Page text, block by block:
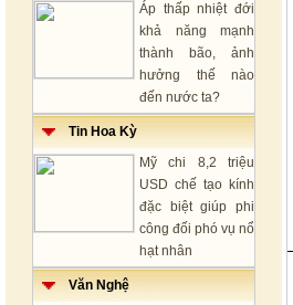
Áp thấp nhiệt đới
khả năng mạnh
thành bão, ảnh
hưởng thế nào
đến nước ta?
Tin Hoa Kỳ
Mỹ chi 8,2 triệu
USD chế tạo kính
đặc biệt giúp phi
công đối phó vụ nổ
hạt nhân
Văn Nghệ